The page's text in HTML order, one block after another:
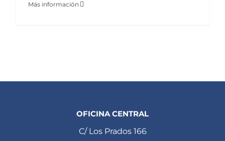
Más información
OFICINA CENTRAL
C/ Los Prados 166